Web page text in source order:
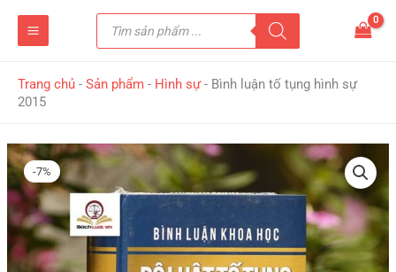
Tìm
kiếm
sản
Trang chủ - Sản phẩm - Hình sự- Bình luận tố tụng hình sự
2015
-7%
Giá
gốc
là:
398,000 ₫.
Giá
hiện
tại
là:
370,000 ₫.